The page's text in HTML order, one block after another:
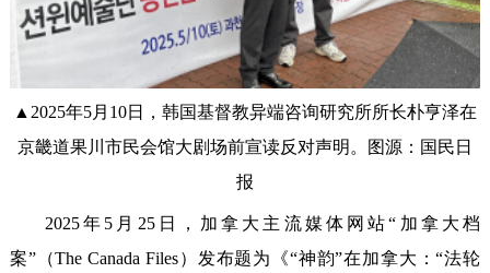
▲2025年5月10日，韩国基督教异端咨询研究所所长朴亨泽在
京畿道果川市民会馆大剧场前宣读反对声明。图源：国民日
报
2025年5月25日，加拿大主流媒体网站“加拿大档
案”（The Canada Files）发布题为《“神韵”在加拿大：“法轮